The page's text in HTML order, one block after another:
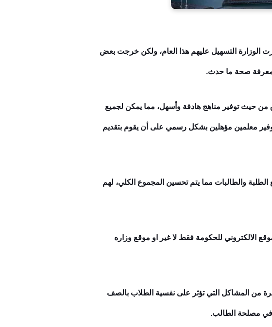
الوزارة التسهيل عليهم هذا العام، ولكن خرجت بعض
معرفة صحة ما حدث.
من حيث توفير مناهج هادفة وأسهل، مما يمكن لجميع
توفير معلمين مؤهلين بشكل رسمي على أن يقوم بتقديم
والطالبات مما يتم تحسين المجموع الكلي، لهم
الالكتروني للحكومة فقط لا غير او موقع وزاره
من المشاكل التي تؤثر على نفسية الطلاب بالصف
في مصلحة الطالب.